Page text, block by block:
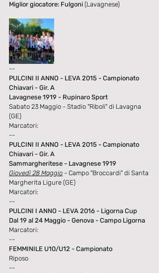
Miglior giocatore: Fulgoni (Lavagnese)
--
PULCINI II ANNO - LEVA 2015 - Campionato
Chiavari - Gir. A
Lavagnese 1919 - Rupinaro Sport
Sabato 23 Maggio - Stadio "Riboli" di Lavagna
(GE)
Marcatori:
--
PULCINI II ANNO - LEVA 2015 - Campionato
Chiavari - Gir. A
Sammargheritese - Lavagnese 1919
Giovedì 28 Maggio - Campo "Broccardi" di Santa
Margherita Ligure (GE)
Marcatori:
--
PULCINI I ANNO - LEVA 2016 - Ligorna Cup
Dal 19 al 24 Maggio - Genova - Campo Ligorna
Marcatori:
--
FEMMINILE U10/U12 - Campionato
Riposo
--